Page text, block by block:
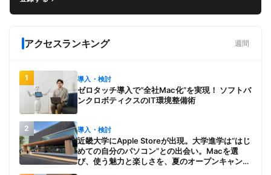
アクセスランキング 週間
1 導入・検討
ゼロタッチ導入で“全社Mac化”を実現！ ソフトバ
ンクロボティクスのIT環境整備術
2 導入・検討
近畿大学にApple Storeが出現。大学進学は“はじ
めての自分のパソコン”との出会い。Macを選
び、使う魅力と楽しさを、夏のオープンキャンパ